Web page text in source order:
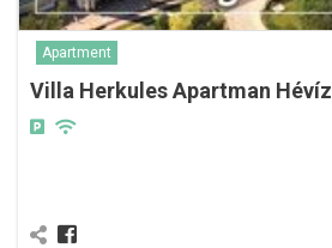
Apartment
Villa Herkules Apartman Hévíz